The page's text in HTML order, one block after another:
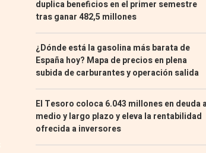
duplica beneficios en el primer semestre
tras ganar 482,5 millones
¿Dónde está la gasolina más barata de
España hoy? Mapa de precios en plena
subida de carburantes y operación salida
El Tesoro coloca 6.043 millones en deuda
medio y largo plazo y eleva la rentabilidad
ofrecida a inversores